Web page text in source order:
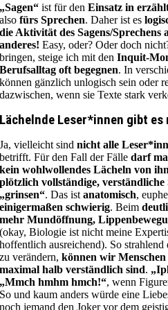
„Sagen“ ist für denEinsatz in
alsofürs Sprechen. Daher ist es
die Aktivität des Sagens/Sprechens
anderes! Easy, oder? Oder doch
bringen, steige ich mit denInquit-
Berufsalltag oft begegnen. In
können gänzlich unlogisch sein oder
dazwischen, wenn sie Texte stark
Lächelnde Leser*innen gibt
Ja, vielleicht sindnicht alle
betrifft. Für den Fall der Fälledarf
kein wohlwollendes Lächeln von
plötzlich vollständige, verständliche
„grinsen“. Das istanatomisch,
einigermaßen schwierig. Beim
mehr Mundöffnung,
(okay, Biologie ist nicht meine
hoffentlich ausreichend). So strahlend
zu verändern,können wir
maximal halb verständlich sind.
„Mmch hmhm hmch!“, wenn
So und kaum anders würde eine
noch jemand den Joker vor dem